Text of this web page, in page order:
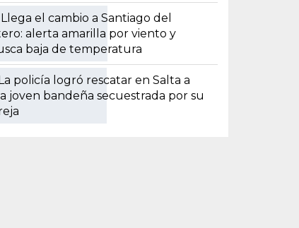
Llega el cambio a Santiago del
alerta amarilla por viento y
baja de temperatura
policía logró rescatar en Salta a
joven bandeña secuestrada por su